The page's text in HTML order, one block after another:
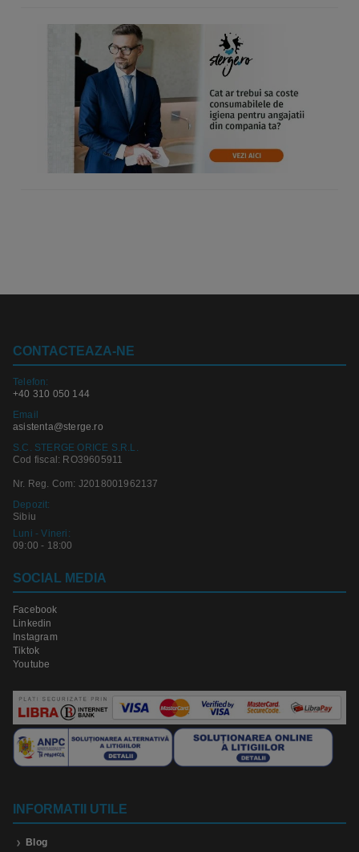
CONTACTEAZA-NE
Telefon:
+40 310 050 144
Email
asistenta@sterge.ro
S.C. STERGE ORICE S.R.L.
Cod fiscal: RO39605911
Nr. Reg. Com: J2018001962137
Depozit:
Sibiu
Luni - Vineri:
09:00 - 18:00
SOCIAL MEDIA
Facebook
Linkedin
Instagram
Tiktok
Youtube
INFORMATII UTILE
Blog